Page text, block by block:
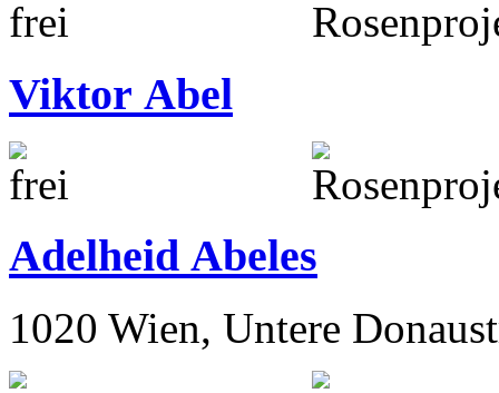
Viktor Abel
Adelheid Abeles
1020 Wien, Untere